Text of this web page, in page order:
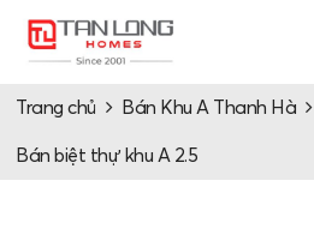
Trang chủ Bán Khu A Thanh Hà
Bán biệt thự khu A 2.5